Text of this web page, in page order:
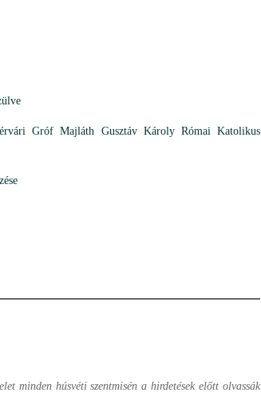
Gróf Majláth Gusztáv Károly Római Katolikus
minden húsvéti szentmisén a hirdetések előtt olvassák